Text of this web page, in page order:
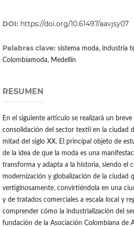
DOI: https://doi.org/10.61497/aavjsy07
Palabras clave: sistema moda, industria
Colombiamoda, Medellín
RESUMEN
En el siguiente artículo se realizará un breve
consolidación del sector textil en la ciudad
mitad del siglo XX. El principal objeto de
de la idea de que la moda es una
transforma y adapta a la historia, siendo el
modernización y globalización de la ciudad
vertiginosamente, convirtiéndola en una
y de tratados comerciales a escala local y
comprender cómo la industrialización del
fundación de la Asociación Colombiana de